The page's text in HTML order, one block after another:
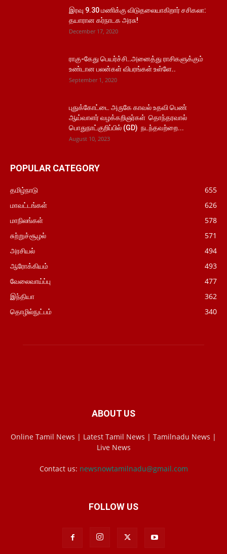
இரவு 9.30 மணிக்கு விடுதலையாகிறார் சசிகலா:
தயாரான கர்நாடக அரசு!
December 17, 2020
ராகு-கேது பெயர்ச்சி..அனைத்து ராசிகளுக்கும்
உண்டான பலன்கள் விபரங்கள் உள்ளே..
September 1, 2020
புதுக்கோட்டை அருகே காவல் உதவி பெண்
ஆய்வாளர் வழக்கறிஞர்கள் தொந்தரவால்
பொதுநாட்குறிப்பில் (GD) நடந்தவற்றை...
August 10, 2023
POPULAR CATEGORY
தமிழ்நாடு
655
மாவட்டங்கள்
626
மாநிலங்கள்
578
சுற்றுச்சூழல்
571
அரசியல்
494
ஆரோக்கியம்
493
வேலைவாய்ப்பு
477
இந்தியா
362
தொழில்நுட்பம்
340
ABOUT US
Online Tamil News | Latest Tamil News | Tamilnadu News |
Live News
Contact us: newsnowtamilnadu@gmail.com
FOLLOW US